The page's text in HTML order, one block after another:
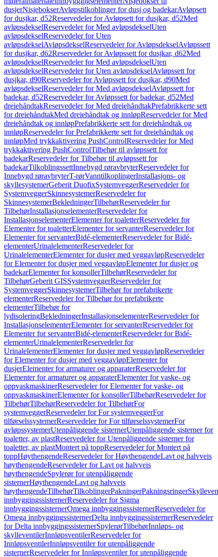
dusjerNisjebokserAvløpstilkoblinger for dusj og badekarAvløpsett
for dusjkar, d52Reservedeler for Avløpsett for dusjkar, d52Med
avløpsdekselReservedeler for Med avløpsdekselUten
avløpsdekselReservedeler for Uten
avløpsdekselAvløpsdekselReservedeler for AvløpsdekselAvløpssett
for dusjkar, d62Reservedeler for Avløpssett for dusjkar, d62Med
avløpsdekselReservedeler for Med avløpsdekselUten
avløpsdekselReservedeler for Uten avløpsdekselAvløpssett for
dusjkar, d90Reservedeler for Avløpssett for dusjkar, d90Med
avløpsdekselReservedeler for Med avløpsdekselAvløpssett for
badekar, d52Reservedeler for Avløpssett for badekar, d52Med
dreiehåndtakReservedeler for Med dreiehåndtakPrefabrikkerte sett
for dreiehåndtakMed dreiehåndtak og innløpReservedeler for Med
dreiehåndtak og innløpPrefabrikkerte sett for dreiehåndtak og
innløpReservedeler for Prefabrikkerte sett for dreiehåndtak og
innløpMed trykkaktivering PushControlReservedeler for Med
trykkaktivering PushControlTilbehør til avløpssett for
badekarReservedeler for Tilbehør til avløpssett for
badekarTilkoblingssettInnebygd røravbryterReservedeler for
Innebygd røravbryterT-rørVanntilkoplingerInstallasjons- og
skyllesystemerGeberit DuofixSystemveggerReservedeler for
SystemveggerSkinnesystemerReservedeler for
SkinnesystemerBekledningerTilbehørReservedeler for
TilbehørInstallasjonselementerReservedeler for
InstallasjonselementerElementer for toaletterReservedeler for
Elementer for toaletterElementer for servanterReservedeler for
Elementer for servanterBidé-elementerReservedeler for Bidé-
elementerUrinalelementerReservedeler for
UrinalelementerElementer for dusjer med veggavløpReservedeler
for Elementer for dusjer med veggavløpElementer for dusjer og
badekarElementer for konsollerTilbehørReservedeler for
TilbehørGeberit GISSystemveggerReservedeler for
SystemveggerSkinnesystemerTilbehør for prefabrikerte
elementerReservedeler for Tilbehør for prefabrikerte
elementerTilbehør for
lydisoleringBekledningerInstallasjonselementerReservedeler for
InstallasjonselementerElementer for servanterReservedeler for
Elementer for servanterBidé-elementerReservedeler for Bidé-
elementerUrinalelementerReservedeler for
UrinalelementerElementer for dusjer med veggavløpReservedeler
for Elementer for dusjer med veggavløpElementer for
dusjerElementer for armaturer og apparaterReservedeler for
Elementer for armaturer og apparaterElementer for vaske- og
oppvaskmaskinerReservedeler for Elementer for vaske- og
oppvaskmaskinerElementer for konsollerTilbehørReservedeler for
TilbehørTilbehørReservedeler for TilbehørFor
systemveggerReservedeler for For systemveggerFor
tilførselssystemerReservedeler for For tilførselssystemerFor
avløpssystemerUtenpåliggende sisternerUtenpåliggende sisterner for
toaletter, av plastReservedeler for Utenpåliggende sisterner for
toaletter, av plastMontert på toppReservedeler for Montert på
toppHøythengendeReservedeler for HøythengendeLavt og halvveis
høythengendeReservedeler for Lavt og halvveis
høythengendeSpylerør for utenpåliggende
sisternerHøythengendeLavt og halvveis
høythengendeTilbehørTilkoblingerPakningerPakningsringer
innbyggingssisternerReservedeler for Sigma
innbyggingssisternerOmega innbyggingssisternerReservedeler for
Omega innbyggingssisternerDelta innbyggingssisternerReservedeler
for Delta innbyggingssisternerSpylerørTilbehørInnløps- og
skylleventilerInnløpsventilerReservedeler for
InnløpsventilerInnløpsventiler for utenpåliggende
sisternerReservedeler for Innløpsventiler for utenpåliggende